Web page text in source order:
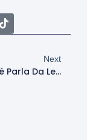
Next
Roma, Koné Parla Da Leader: “Contro La Fiorentina È Decisiva. Dopo L’Inter Sappiamo Quanto Valiamo”